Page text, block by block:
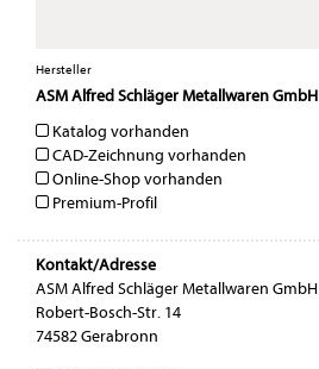
Hersteller
ASM Alfred Schläger Metallwaren GmbH
Katalog vorhanden
CAD-Zeichnung vorhanden
Online-Shop vorhanden
Premium-Profil
Kontakt/Adresse
ASM Alfred Schläger Metallwaren GmbH
Robert-Bosch-Str. 14
74582 Gerabronn